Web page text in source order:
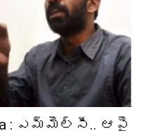
: ఎమ్మెల్సీ.. ఆపై